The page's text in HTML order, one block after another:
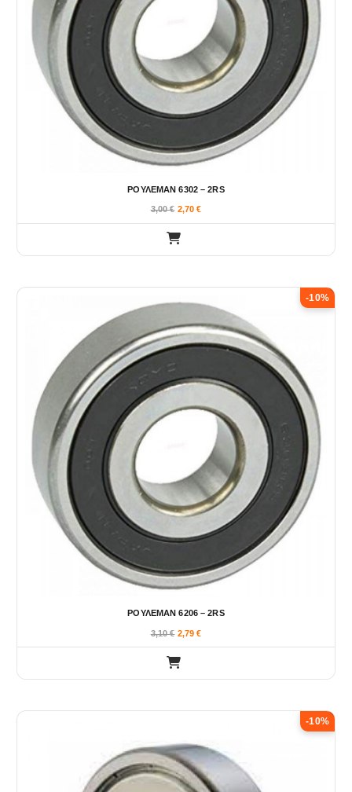
ΡΟΥΛΕΜΑΝ 6302 – 2RS
3,00€ 2,70€
-10%
ΡΟΥΛΕΜΑΝ 6206 – 2RS
3,10€ 2,79€
-10%